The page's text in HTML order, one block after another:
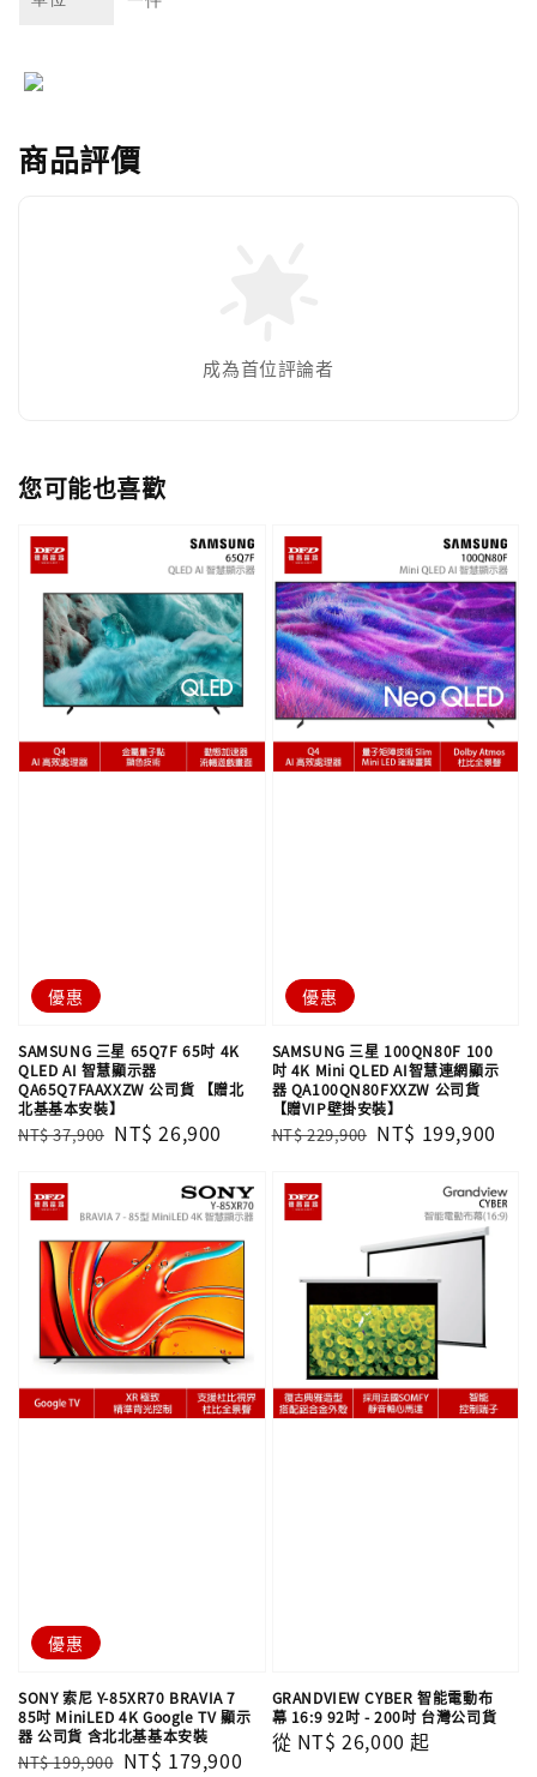
商品評價
成為首位評論者
您可能也喜歡
優惠
SAMSUNG 三星 65Q7F 65吋 4K
QLED AI 智慧顯示器
QA65Q7FAAXXZW 公司貨 【贈北
北基基本安裝】
Regular
NT$ 37,900 Sale
NT$ 26,900
優惠
SAMSUNG 三星 100QN80F 100
吋 4K Mini QLED AI智慧連網顯示
器 QA100QN80FXXZW 公司貨
【贈VIP壁掛安裝】
Regular
NT$ 229,900 Sale
NT$ 199,900
優惠
SONY 索尼 Y-85XR70 BRAVIA 7
85吋 MiniLED 4K Google TV 顯示
器 公司貨 含北北基基本安裝
Regular
NT$ 199,900 Sale
NT$ 179,900
GRANDVIEW CYBER 智能電動布
幕 16:9 92吋 - 200吋 台灣公司貨
Regular
從 NT$ 26,000 起